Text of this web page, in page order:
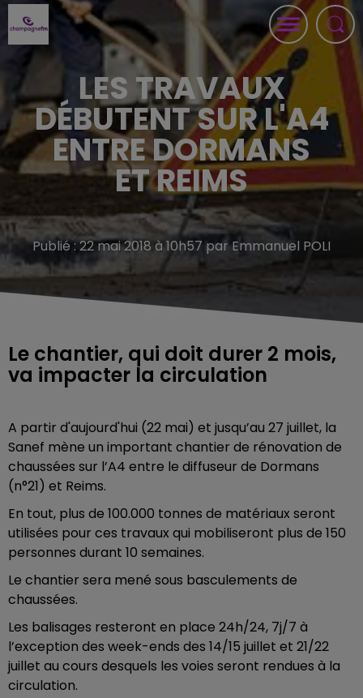
LES TRAVAUX
DÉBUTENT SUR L'A4
ENTRE DORMANS
ET REIMS
Publié : 22 mai 2018 à 10h57 par Emmanuel POLI
Le chantier, qui doit durer 2 mois,
va impacter la circulation
A partir d'aujourd'hui (22 mai) et jusqu’au 27 juillet, la
Sanef mène un important chantier de rénovation de
chaussées sur l’A4 entre le diffuseur de Dormans
(n°21) et Reims.
En tout, plus de 100.000 tonnes de matériaux seront
utilisées pour ces travaux qui mobiliseront plus de 150
personnes durant 10 semaines.
Le chantier sera mené sous basculements de
chaussées.
Les balisages resteront en place 24h/24, 7j/7 à
l’exception des week-ends des 14/15 juillet et 21/22
juillet au cours desquels les voies seront rendues à la
circulation.